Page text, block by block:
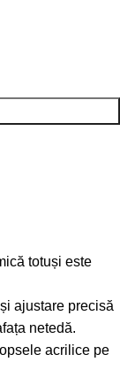
totuși este
ajustare precisă
netedă.
acrilice pe